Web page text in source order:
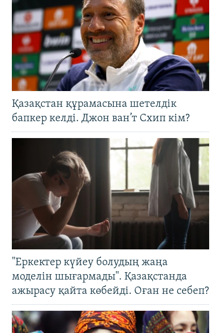
Қазақстан құрамасына шетелдік
бапкер келді. Джон ван’т Схип кім?
"Еркектер күйеу болудың жаңа
моделін шығармады". Қазақстанда
ажырасу қайта көбейді. Оған не себеп?